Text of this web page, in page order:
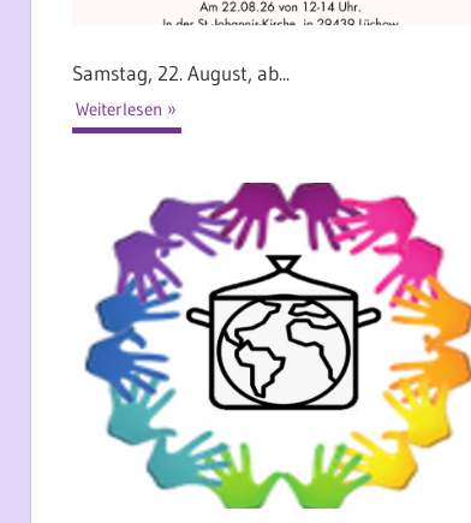
Samstag, 22. August, ab...
Weiterlesen